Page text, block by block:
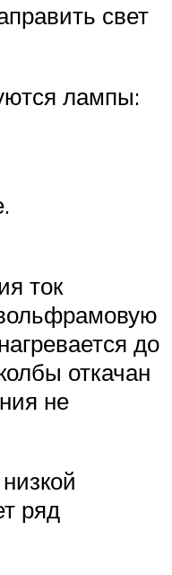
свет
лампы:
ток
до
откачан
не
ряд